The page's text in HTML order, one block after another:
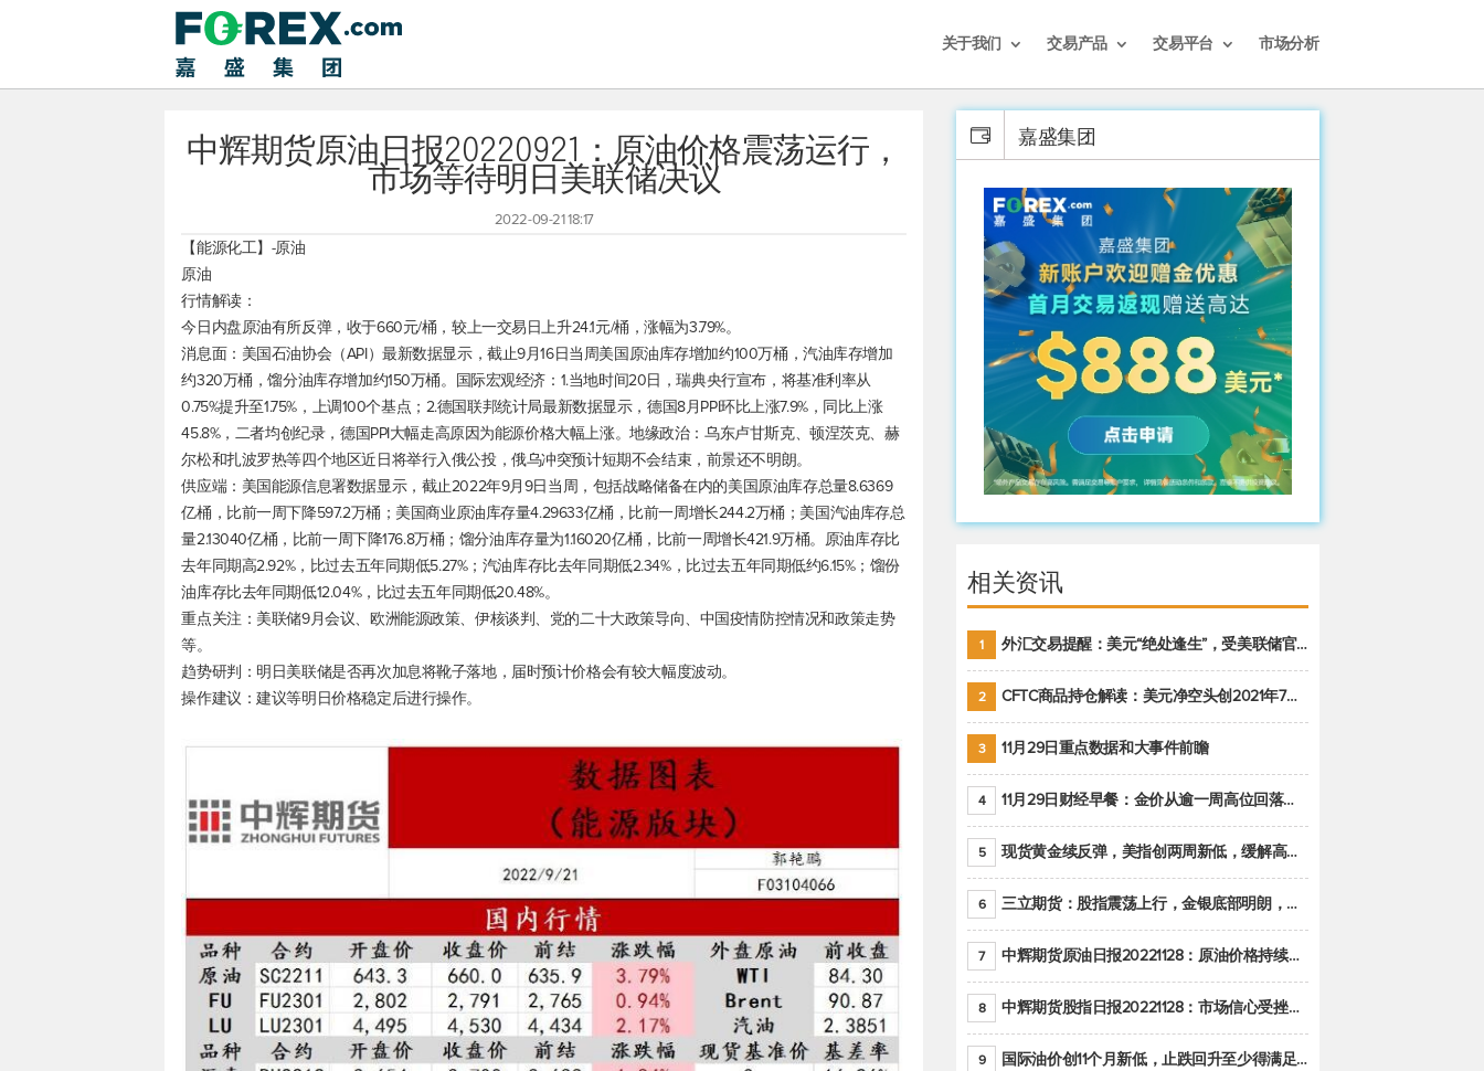
关于我们 交易产品 交易平台 市场分析
中辉期货原油日报20220921：原油价格震荡运行，
市场等待明日美联储决议
2022-09-21 18:17
【能源化工】-原油
原油
行情解读：
今日内盘原油有所反弹，收于660元/桶，较上一交易日上升24.1元/桶，涨幅为3.79%。
消息面：美国石油协会（API）最新数据显示，截止9月16日当周美国原油库存增加约100万桶，汽油库存增加
约320万桶，馏分油库存增加约150万桶。国际宏观经济：1.当地时间20日，瑞典央行宣布，将基准利率从
0.75%提升至1.75%，上调100个基点；2.德国联邦统计局最新数据显示，德国8月PPI环比上涨7.9%，同比上涨
45.8%，二者均创纪录，德国PPI大幅走高原因为能源价格大幅上涨。地缘政治：乌东卢甘斯克、顿涅茨克、赫
尔松和扎波罗热等四个地区近日将举行入俄公投，俄乌冲突预计短期不会结束，前景还不明朗。
供应端：美国能源信息署数据显示，截止2022年9月9日当周，包括战略储备在内的美国原油库存总量8.6369
亿桶，比前一周下降597.2万桶；美国商业原油库存量4.29633亿桶，比前一周增长244.2万桶；美国汽油库存总
量2.13040亿桶，比前一周下降176.8万桶；馏分油库存量为1.16020亿桶，比前一周增长421.9万桶。原油库存比
去年同期高2.92%，比过去五年同期低5.27%；汽油库存比去年同期低2.34%，比过去五年同期低约6.15%；馏份
油库存比去年同期低12.04%，比过去五年同期低20.48%。
重点关注：美联储9月会议、欧洲能源政策、伊核谈判、党的二十大政策导向、中国疫情防控情况和政策走势
等。
趋势研判：明日美联储是否再次加息将靴子落地，届时预计价格会有较大幅度波动。
操作建议：建议等明日价格稳定后进行操作。
嘉盛集团
相关资讯
1 外汇交易提醒：美元“绝处逢生”，受美联储官员鹰派讲话支撑
2 CFTC商品持仓解读：美元净空头创2021年7月以来最大，黄金期货投机性净多头头寸减少
3 11月29日重点数据和大事件前瞻
4 11月29日财经早餐：金价从逾一周高位回落，美联储官员重申鹰派立场推动美元回升
5 现货黄金续反弹，美指创两周新低，缓解高通胀美国须治本
6 三立期货：股指震荡上行，金银底部明朗，原油偏弱走势(20221128收评)
7 中辉期货原油日报20221128：原油价格持续下降，市场关注OPEC+新一轮产能政策
8 中辉期货股指日报20221128：市场信心受挫，股指全线回调
9 国际油价创11个月新低，止跌回升至少得满足二大条件之一